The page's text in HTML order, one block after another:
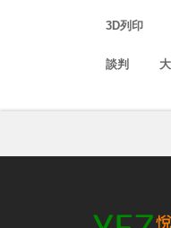
3D列印
談判